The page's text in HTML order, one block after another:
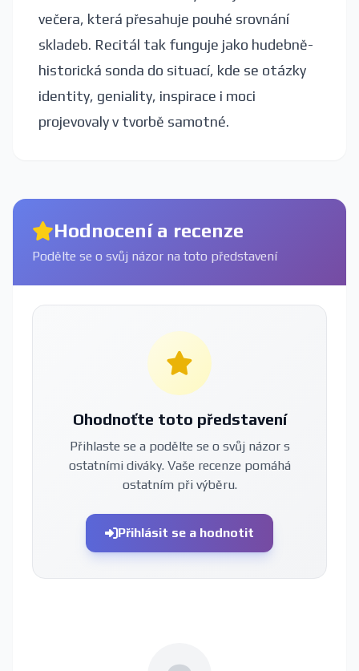
večera, která přesahuje pouhé srovnání
skladeb. Recitál tak funguje jako hudebně-
historická sonda do situací, kde se otázky
identity, geniality, inspirace i moci
projevovaly v tvorbě samotné.
Hodnocení a recenze
Podělte se o svůj názor na toto představení
Ohodnoťte toto představení
Přihlaste se a podělte se o svůj názor s
ostatními diváky. Vaše recenze pomáhá
ostatním při výběru.
Přihlásit se a hodnotit